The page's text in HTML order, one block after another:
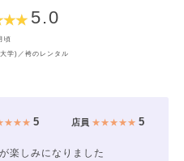
5.0
頃
学)／袴のレンタル
5 店員 ★★★★★5
楽しみになりました